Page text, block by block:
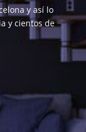
y así lo
y cientos de